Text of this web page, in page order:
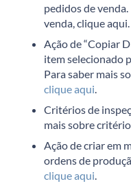
pedidos de
venda, clique aqui
Ação de “Copiar
item selecionado
Para saber mais
clique aqui
Critérios de
mais sobre
Ação de criar em
ordens de
clique aqui